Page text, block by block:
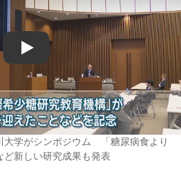
Play
大学がシンポジウム 「糖尿病食より
ど新しい研究成果も発表